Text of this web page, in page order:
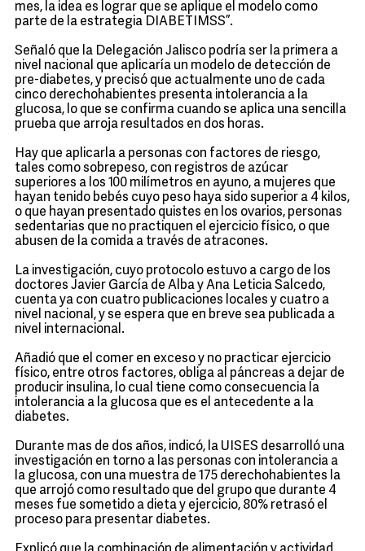
mes, la idea es lograr que se aplique el modelo como
parte de la estrategia DIABETIMSS”.
Señaló que la Delegación Jalisco podría ser la primera a
nivel nacional que aplicaría un modelo de detección de
pre-diabetes, y precisó que actualmente uno de cada
cinco derechohabientes presenta intolerancia a la
glucosa, lo que se confirma cuando se aplica una sencilla
prueba que arroja resultados en dos horas.
Hay que aplicarla a personas con factores de riesgo,
tales como sobrepeso, con registros de azúcar
superiores a los 100 milímetros en ayuno, a mujeres que
hayan tenido bebés cuyo peso haya sido superior a 4 kilos,
o que hayan presentado quistes en los ovarios, personas
sedentarias que no practiquen el ejercicio físico, o que
abusen de la comida a través de atracones.
La investigación, cuyo protocolo estuvo a cargo de los
doctores Javier García de Alba y Ana Leticia Salcedo,
cuenta ya con cuatro publicaciones locales y cuatro a
nivel nacional, y se espera que en breve sea publicada a
nivel internacional.
Añadió que el comer en exceso y no practicar ejercicio
físico, entre otros factores, obliga al páncreas a dejar de
producir insulina, lo cual tiene como consecuencia la
intolerancia a la glucosa que es el antecedente a la
diabetes.
Durante mas de dos años, indicó, la UISES desarrolló una
investigación en torno a las personas con intolerancia a
la glucosa, con una muestra de 175 derechohabientes la
que arrojó como resultado que del grupo que durante 4
meses fue sometido a dieta y ejercicio, 80% retrasó el
proceso para presentar diabetes.